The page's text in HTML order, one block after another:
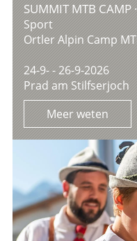
SUMMIT MTB CAMP
Sport
Ortler Alpin Camp
24-9- - 26-9-2026
Prad am Stilfserjoch
Meer weten